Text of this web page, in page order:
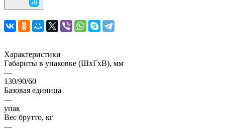
Характеристики
Габариты в упаковке (ШхГхВ), мм
—
130/90/60
Базовая единица
—
упак
Вес брутто, кг
—